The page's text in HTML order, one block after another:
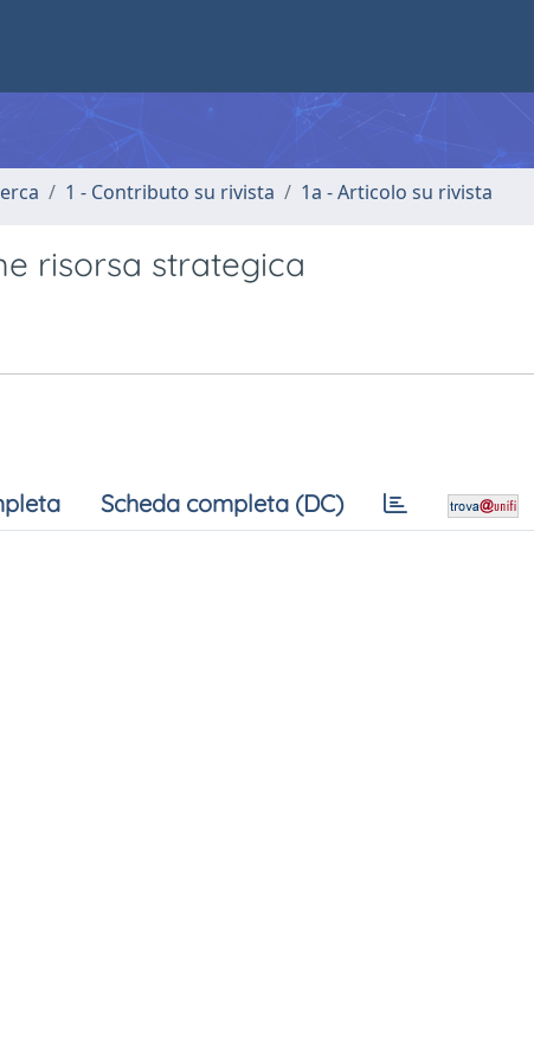
1 - Contributo su rivista 1a - Articolo su rivista
risorsa strategica
Scheda completa (DC)